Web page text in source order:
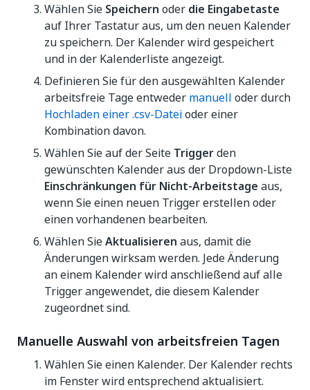
Wählen Sie Speichern oder die Eingabetaste
auf Ihrer Tastatur aus, um den neuen Kalender
zu speichern. Der Kalender wird gespeichert
und in der Kalenderliste angezeigt.
Definieren Sie für den ausgewählten Kalender
arbeitsfreie Tage entweder manuell oder durch
Hochladen einer .csv-Dateioder einer
Kombination davon.
Wählen Sie auf der Seite Triggerden
gewünschten Kalender aus der Dropdown-Liste
Einschränkungen für Nicht-Arbeitstage aus,
wenn Sie einen neuen Trigger erstellen oder
einen vorhandenen bearbeiten.
Wählen SieAktualisieren aus, damit die
Änderungen wirksam werden. Jede Änderung
an einem Kalender wird anschließend auf alle
Trigger angewendet, die diesem Kalender
zugeordnet sind.
Manuelle Auswahl von arbeitsfreien Tagen
Wählen Sie einen Kalender. Der Kalender rechts
im Fenster wird entsprechend aktualisiert.